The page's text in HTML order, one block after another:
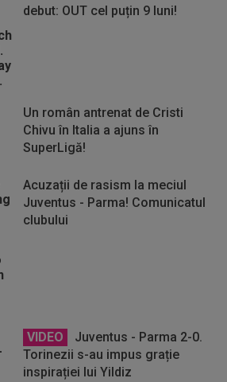
debut: OUT cel puțin 9 luni!
Un român antrenat de Cristi
Chivu în Italia a ajuns în
SuperLigă!
Acuzații de rasism la meciul
Juventus - Parma! Comunicatul
clubului
VIDEO
Juventus - Parma 2-0.
Torinezii s-au impus grație
inspirației lui Yildiz